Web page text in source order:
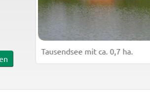
Tausendsee mit ca. 0,7 ha.